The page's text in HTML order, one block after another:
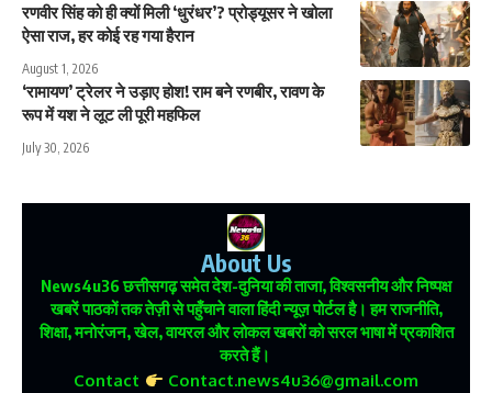
रणवीर सिंह को ही क्यों मिली ‘धुरंधर’? प्रोड्यूसर ने खोला
ऐसा राज, हर कोई रह गया हैरान
August 1, 2026
‘रामायण’ ट्रेलर ने उड़ाए होश! राम बने रणबीर, रावण के
रूप में यश ने लूट ली पूरी महफिल
July 30, 2026
About Us
News4u36छत्तीसगढ़ समेत देश-दुनिया की ताजा, विश्वसनीय और निष्पक्ष
खबरें पाठकों तक तेज़ी से पहुँचाने वाला हिंदी न्यूज़ पोर्टल है। हम राजनीति,
शिक्षा, मनोरंजन, खेल, वायरल और लोकल खबरों को सरल भाषा में प्रकाशित
करते हैं।
Contact Contact.news4u36@gmail.com